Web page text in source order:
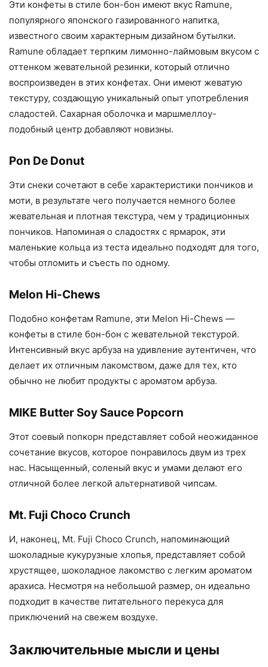
Эти конфеты в стиле бон-бон имеют вкус Ramune,
популярного японского газированного напитка,
известного своим характерным дизайном бутылки.
Ramune обладает терпким лимонно-лаймовым вкусом с
оттенком жевательной резинки, который отлично
воспроизведен в этих конфетах. Они имеют жеватую
текстуру, создающую уникальный опыт употребления
сладостей. Сахарная оболочка и маршмеллоу-
подобный центр добавляют новизны.
Pon De Donut
Эти снеки сочетают в себе характеристики пончиков и
моти, в результате чего получается немного более
жевательная и плотная текстура, чем у традиционных
пончиков. Напоминая о сладостях с ярмарок, эти
маленькие кольца из теста идеально подходят для того,
чтобы отломить и съесть по одному.
Melon Hi-Chews
Подобно конфетам Ramune, эти Melon Hi-Chews —
конфеты в стиле бон-бон с жевательной текстурой.
Интенсивный вкус арбуза на удивление аутентичен, что
делает их отличным лакомством, даже для тех, кто
обычно не любит продукты с ароматом арбуза.
MIKE Butter Soy Sauce Popcorn
Этот соевый попкорн представляет собой неожиданное
сочетание вкусов, которое понравилось двум из трех
нас. Насыщенный, соленый вкус и умами делают его
отличной более легкой альтернативой чипсам.
Mt. Fuji Choco Crunch
И, наконец, Mt. Fuji Choco Crunch, напоминающий
шоколадные кукурузные хлопья, представляет собой
хрустящее, шоколадное лакомство с легким ароматом
арахиса. Несмотря на небольшой размер, он идеально
подходит в качестве питательного перекуса для
приключений на свежем воздухе.
Заключительные мысли и цены